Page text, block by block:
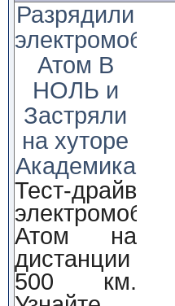
Разрядили
электромобиль
Атом В
НОЛЬ и
Застряли
на хуторе
Академика
Тест-драйв
электромобиля
Атом на
дистанции
500 км.